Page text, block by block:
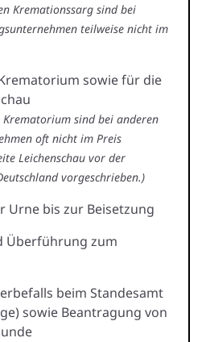
Kremationssarg sind bei
teilweise nicht im
sowie für die
Krematorium sind bei anderen
oft nicht im Preis
Leichenschau vor der
vorgeschrieben.)
Urne bis zur Beisetzung
Überführung zum
beim Standesamt
sowie Beantragung von